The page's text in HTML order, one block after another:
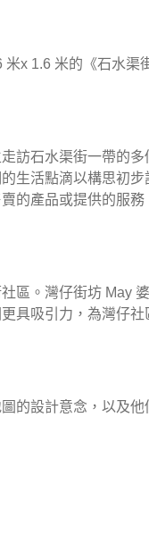
x 1.6 米的《石水渠
訪石水渠街一帶的多
生活點滴以構思初
的產品或提供的服
區。灣仔街坊 May
具吸引力，為灣仔
的設計意念，以及